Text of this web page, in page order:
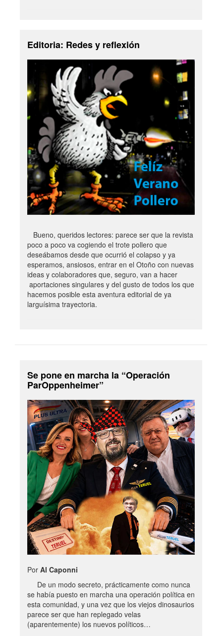
Editoria: Redes y reflexión
Bueno, queridos lectores: parece ser que la revista
poco a poco va cogiendo el trote pollero que
deseábamos desde que ocurrió el colapso y ya
esperamos, ansiosos, entrar en el Otoño con nuevas
ideas y colaboradores que, seguro, van a hacer
aportaciones singulares y del gusto de todos los que
hacemos posible esta aventura editorial de ya
larguísima trayectoria.
Se pone en marcha la “Operación
ParOppenheimer”
Por Al Caponni
De un modo secreto, prácticamente como nunca
se había puesto en marcha una operación política en
esta comunidad, y una vez que los viejos dinosaurios
parece ser que han replegado velas
(aparentemente) los nuevos políticos…